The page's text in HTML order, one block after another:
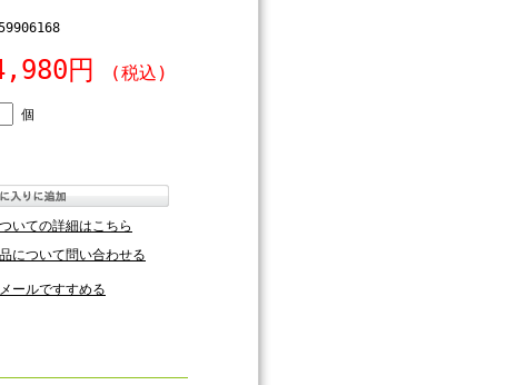
円 (税込)
個
いての詳細はこちら
について問い合わせる
ールですすめる